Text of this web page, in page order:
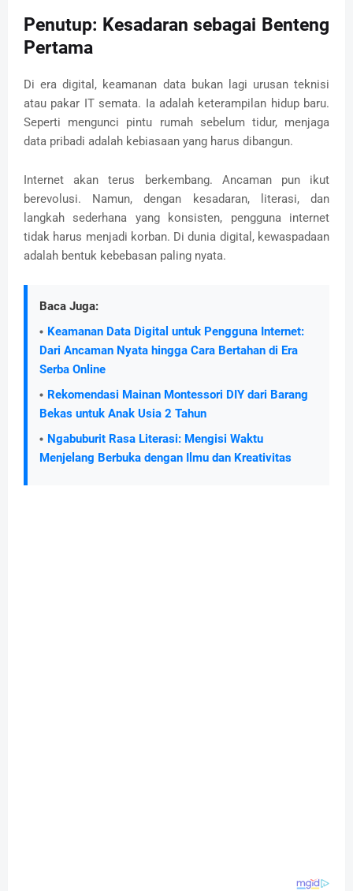
Penutup: Kesadaran sebagai Benteng
Pertama
Di era digital, keamanan data bukan lagi urusan teknisi
atau pakar IT semata. Ia adalah keterampilan hidup baru.
Seperti mengunci pintu rumah sebelum tidur, menjaga
data pribadi adalah kebiasaan yang harus dibangun.
Internet akan terus berkembang. Ancaman pun ikut
berevolusi. Namun, dengan kesadaran, literasi, dan
langkah sederhana yang konsisten, pengguna internet
tidak harus menjadi korban. Di dunia digital, kewaspadaan
adalah bentuk kebebasan paling nyata.
Baca Juga:
Keamanan Data Digital untuk Pengguna Internet:
Dari Ancaman Nyata hingga Cara Bertahan di Era
Serba Online
Rekomendasi Mainan Montessori DIY dari Barang
Bekas untuk Anak Usia 2 Tahun
Ngabuburit Rasa Literasi: Mengisi Waktu
Menjelang Berbuka dengan Ilmu dan Kreativitas